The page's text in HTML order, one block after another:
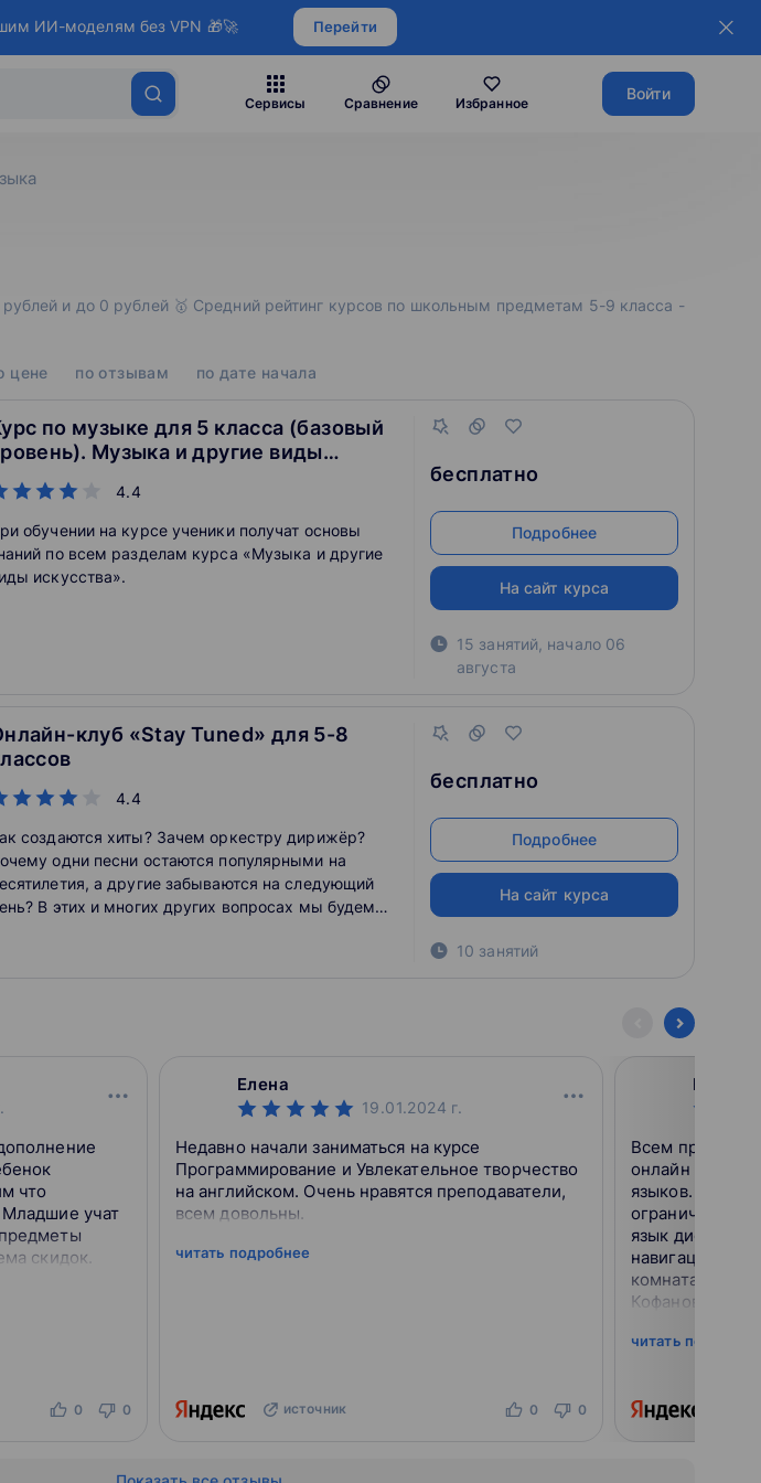
ИИ-моделям без VPN 🎁🚀 Перейти
Сервисы Сравнение Избранное
Войти
и до 0 рублей 🥇 Средний рейтинг курсов по школьным предметам 5-9 класса -
цене по отзывам по дате начала
по музыке для 5 класса (базовый
Музыка и другие виды
4.4
обучении на курсе ученики получат основы
по всем разделам курса «Музыка и другие
искусства».
бесплатно
Подробнее
На сайт курса
15 занятий начало 06
августа
клуб «Stay Tuned» для 5-8
4.4
создаются хиты? Зачем оркестру дирижёр?
одни песни остаются популярными на
а другие забываются на следующий
В этих и многих других вопросах мы будем
бесплатно
Подробнее
На сайт курса
10 занятий
что
Младшие учат
скидок.
0 0
Елена
19.01.2024 г.
Недавно начали заниматься на курсе
Программирование и Увлекательное творчество
на английском. Очень нравятся преподаватели,
всем довольны.
читать подробнее
источник 0 0
Юрий
Всем привет!
онлайн
языков.
ограничения и
язык
навигация,
комната! По
Кофанова -
читать